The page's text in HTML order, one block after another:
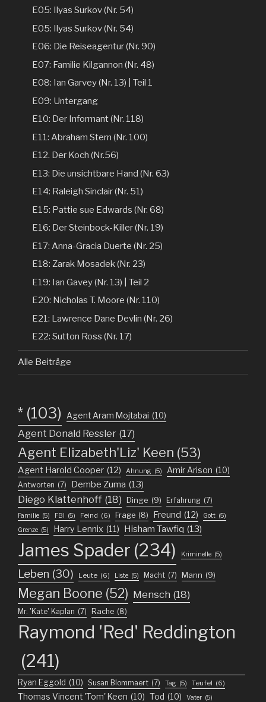
E05: Ilyas Surkov (Nr. 54)
E05: Ilyas Surkov (Nr. 54)
E06: Die Reiseagentur (Nr. 90)
E07: Familie Kilgannon (Nr. 48)
E08: Ian Garvey (Nr. 13) | Teil 1
E09: Untergang
E10: Der Informant (Nr. 118)
E11: Abraham Stern (Nr. 100)
E12. Der Koch (Nr.56)
E13: Die unsichtbare Hand (Nr. 63)
E14: Raleigh Sinclair (Nr. 51)
E15: Pattie sue Edwards (Nr. 68)
E16: Der Steinbock-Killer (Nr. 19)
E17: Anna-Gracia Duerte (Nr. 25)
E18: Zarak Mosadek (Nr. 23)
E19: Ian Gavey (Nr. 13) | Teil 2
E20: Nicholas T. Moore (Nr. 110)
E21: Lawrence Dane Devlin (Nr. 26)
E22: Sutton Ross (Nr. 17)
Alle Beiträge
* (103) Agent Aram Mojtabai (10)
Agent Donald Ressler (17)
Agent Elizabeth'Liz' Keen (53)
Agent Harold Cooper (12) Ahnung (5) Amir Arison (10)
Antworten (7) Dembe Zuma (13)
Diego Klattenhoff (18) Dinge (9) Erfahrung (7)
Familie (5) FBI (5) Feind (6) Frage (8) Freund (12) Gott (5)
Grenze (5) Harry Lennix (11) Hisham Tawfiq (13)
James Spader (234) Kriminelle (5)
Leben (30) Leute (6) Liste (5) Macht (7) Mann (9)
Megan Boone (52) Mensch (18)
Mr. 'Kate' Kaplan (7) Rache (8)
Raymond 'Red' Reddington
(241)
Ryan Eggold (10) Susan Blommaert (7) Tag (5) Teufel (6)
Thomas Vincent 'Tom' Keen (10) Tod (10) Vater (5)